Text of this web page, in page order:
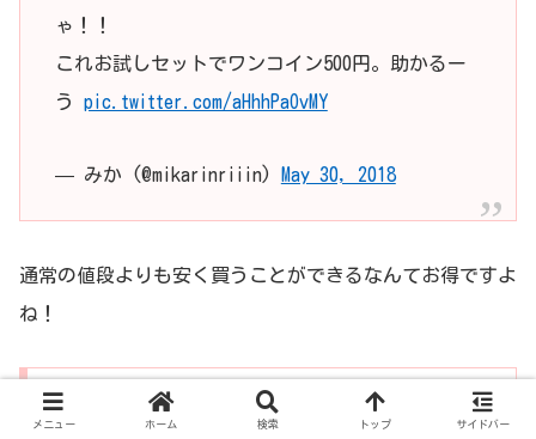
ゃ！！
これお試しセットでワンコイン500円。助かるー
う pic.twitter.com/aHhhPaOvMY
— みか (@mikarinriiin) May 30, 2018
通常の値段よりも安く買うことができるなんてお得ですよ
ね！
賞味期限が長いからいざというときの保管にな
ったという口コミ
メニュー ホーム 検索 トップ サイドバー